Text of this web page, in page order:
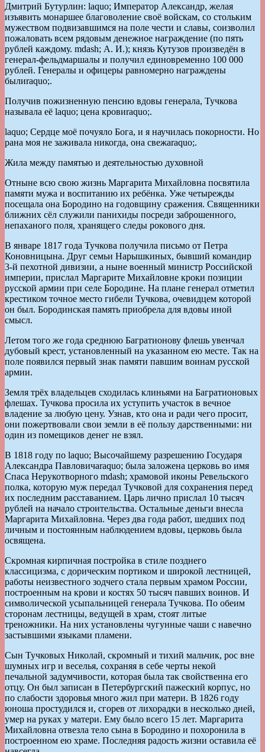
Дмитрий Бутурлин: laquo; Император Александр, желая
изъявить монаршее благоволение своё войскам, со стольким
мужеством подвизавшимся на поле чести и славы, соизволил
пожаловать всем рядовым денежное награждение (по пять
рублей каждому. mdash; А. И.); князь Кутузов произведён в
генерал-фельдмаршалы и получил единовременно 100 000
рублей. Генералы и офицеры равномерно награждены
былиraquo;.
Получив пожизненную пенсию вдовы генерала, Тучкова
называла её laquo; цена кровиraquo;.
laquo; Сердце моё почуяло Бога, и я научилась покорности. Но
рана моя не заживала никогда, она свежаraquo;.
Жила между памятью и деятельностью духовной
Отныне всю свою жизнь Маргарита Михайловна посвятила
памяти мужа и воспитанию их ребёнка. Уже четырежды
посещала она Бородино на годовщину сражения. Священники
ближних сёл служили панихиды посреди заброшенного,
непаханого поля, хранящего следы рокового дня.
В январе 1817 года Тучкова получила письмо от Петра
Коновницына. Друг семьи Нарышкиных, бывший командир
3-й пехотной дивизии, а ныне военный министр Российской
империи, прислал Маргарите Михайловне кроки позиции
русской армии при селе Бородине. На плане генерал отметил
крестиком точное место гибели Тучкова, очевидцем которой
он был. Бородинская память приобрела для вдовы иной
смысл.
Летом того же года среднюю Багратионову флешь увенчал
дубовый крест, установленный на указанном ею месте. Так на
поле появился первый знак памяти павшим воинам русской
армии.
Земля трёх владельцев сходилась клиньями на Багратионовых
флешах. Тучкова просила их уступить участок в вечное
владение за любую цену. Узнав, кто она и ради чего просит,
они пожертвовали свои земли в её пользу дарственными: ни
один из помещиков денег не взял.
В 1818 году по laquo; Высочайшему разрешению Государя
Александра Павловичаraquo; была заложена церковь во имя
Спаса Нерукотворного mdash; храмовой иконы Ревельского
полка, которую муж передал Тучковой для сохранения перед
их последним расставанием. Царь лично прислал 10 тысяч
рублей на начало строительства. Остальные деньги внесла
Маргарита Михайловна. Через два года работ, шедших под
личным и постоянным наблюдением вдовы, церковь была
освящена.
Скромная кирпичная постройка в стиле позднего
классицизма, с дорическим портиком и широкой лестницей,
работы неизвестного зодчего стала первым храмом России,
построенным на крови и костях 50 тысяч павших воинов. И
символической усыпальницей генерала Тучкова. По обеим
сторонам лестницы, ведущей в храм, стоят литые
треножники. На них установлены чугунные чаши с навечно
застывшими языками пламени.
Сын Тучковых Николай, скромный и тихий мальчик, рос вне
шумных игр и веселья, сохраняя в себе черты некой
печальной задумчивости, которая была так свойственна его
отцу. Он был записан в Петербургский пажеский корпус, но
по слабости здоровья много жил при матери. В 1826 году
юноша простудился и, сгорев от лихорадки в несколько дней,
умер на руках у матери. Ему было всего 15 лет. Маргарита
Михайловна отвезла тело сына в Бородино и похоронила в
построенном ею храме. Последняя радость жизни оставила её